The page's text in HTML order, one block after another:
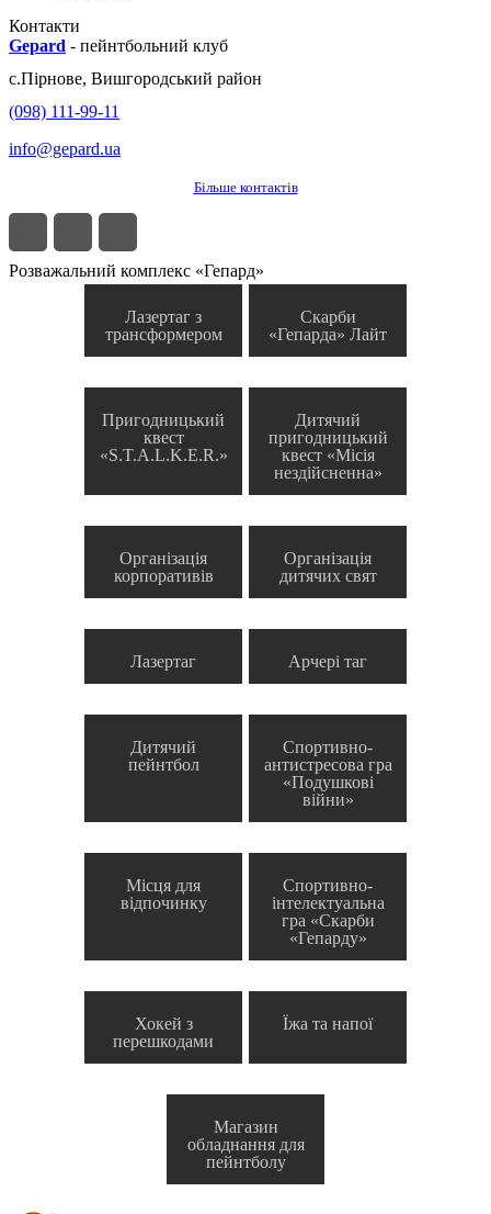
Контакти
Gepard - пейнтбольний клуб
с.Пірнове, Вишгородський район
(098) 111-99-11
info@gepard.ua
Більше контактів
Розважальний комплекс «Гепард»
Лазертаг з
трансформером
Скарби
«Гепарда» Лайт
Пригодницький
квест
«S.T.A.L.K.E.R.»
Дитячий
пригодницький
квест «Місія
нездійсненна»
Організація
корпоративів
Організація
дитячих свят
Лазертаг Арчері таг
Дитячий
пейнтбол
Спортивно-
антистресова гра
«Подушкові
війни»
Місця для
відпочинку
Спортивно-
інтелектуальна
гра «Скарби
«Гепарду»
Хокей з
перешкодами
Їжа та напої
Магазин
обладнання для
пейнтболу